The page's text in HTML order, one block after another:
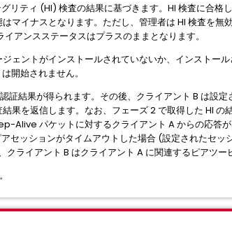
リティ (HI) 検査の結果に基づきます。HI 検査に合格
マイナスとなります。ただし、管理者は HI 検査を無
アンスステータスはプラスのままとなります。
ェントがインストールされていないか、インストー
開始されません。
証結果が得られます。その後、クライアント B は設
果を返信します。なお、フェーズ 2 で取得した HI
Alive パケットに対するクライアント A からの応
セッションがタイムアウトした場合 (設定されたセ
ライアント B はクライアント A に関連するピアツー